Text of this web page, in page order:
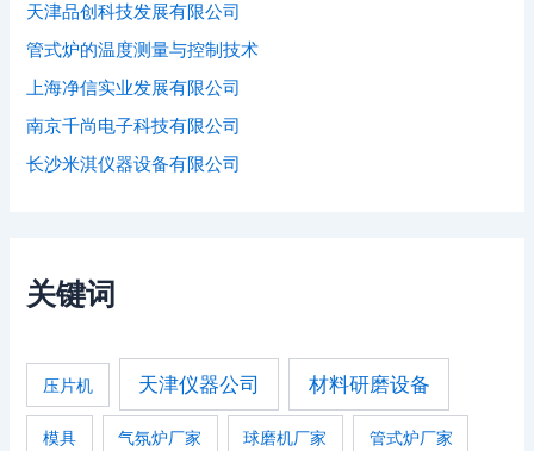
天津品创科技发展有限公司
管式炉的温度测量与控制技术
上海净信实业发展有限公司
南京千尚电子科技有限公司
长沙米淇仪器设备有限公司
关键词
压片机 天津仪器公司 材料研磨设备
模具 气氛炉厂家 球磨机厂家 管式炉厂家